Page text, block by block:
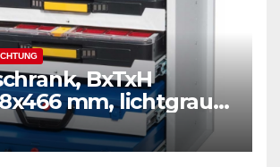
BxTxH
mm, lichtgrau